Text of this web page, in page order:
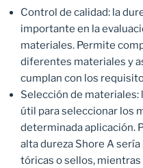
Control de calidad: la
importante en la
materiales. Permite
diferentes materiales y
cumplan con los
Selección de materiales:
útil para seleccionar los
determinada aplicación.
alta dureza Shore A
tóricas o sellos,